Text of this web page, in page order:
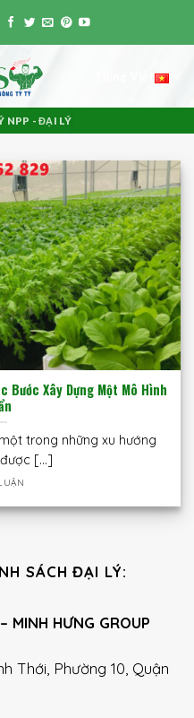
NPP - ĐẠI LÝ
Bước Xây Dựng Một Mô Hình
trong những xu hướng
[...]
SÁCH ĐẠI LÝ:
MINH HƯNG GROUP
Thới, Phường 10, Quận